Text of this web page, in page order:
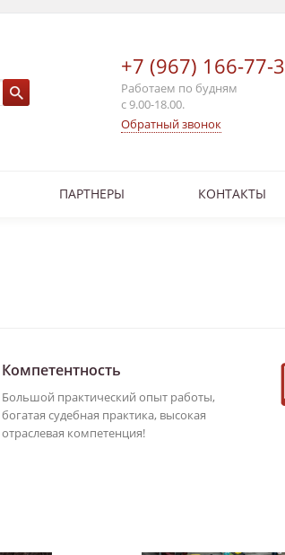
+7 (967) 166-77-
Работаем по будням
с 9.00-18.00.
Обратный звонок
ПАРТНЕРЫ КОНТАКТЫ
Компетентность
Большой практический опыт работы,
богатая судебная практика, высокая
отраслевая компетенция!